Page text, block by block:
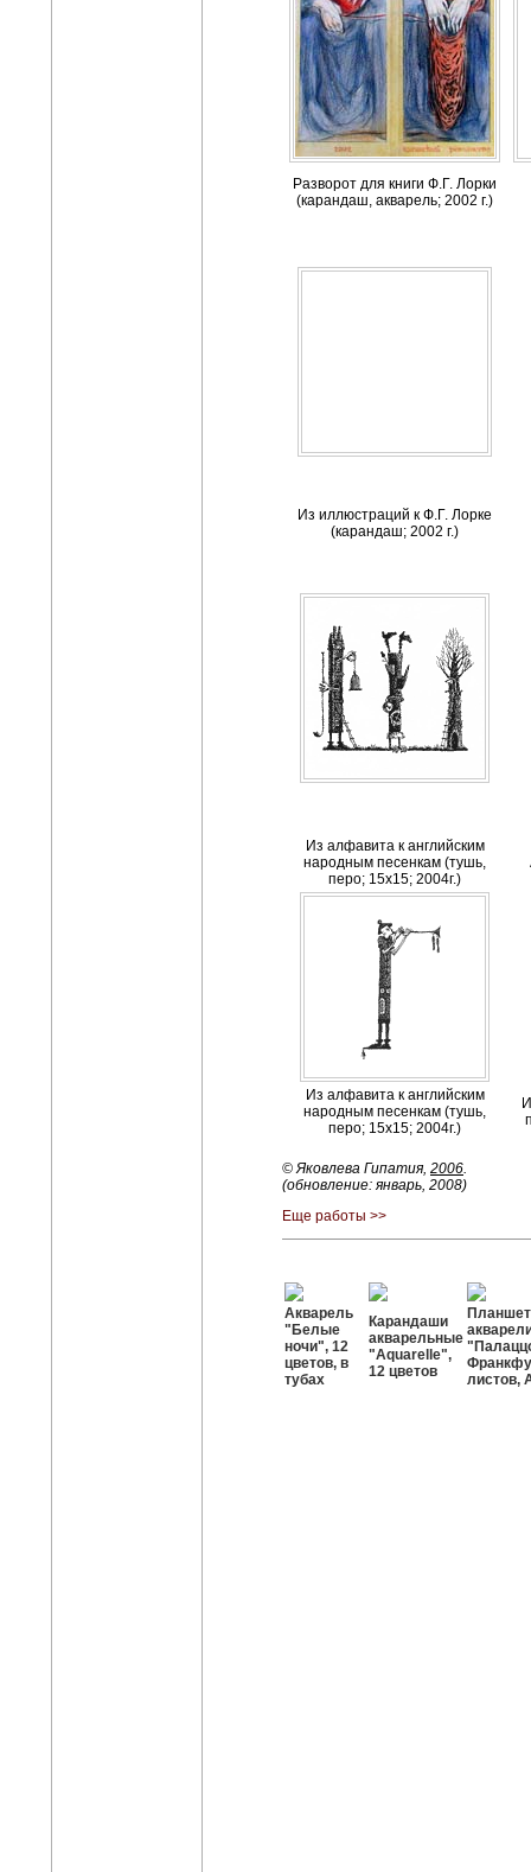
Разворот для книги Ф.Г. Лорки
(карандаш, акварель; 2002 г.)
Из иллюстраций к Ф.Г. Лорке
(карандаш; 2002 г.)
Из алфавита к английским
народным песенкам (тушь,
перо; 15х15; 2004г.)
Из алфавита к английским
народным песенкам (тушь,
перо; 15х15; 2004г.)
© Яковлева Гипатия, 2006.
(обновление: январь, 2008)
Еще работы >>
Акварель
"Белые
ночи", 12
цветов, в
тубах
Карандаши
акварельные
"Aquarelle",
12 цветов
листов,